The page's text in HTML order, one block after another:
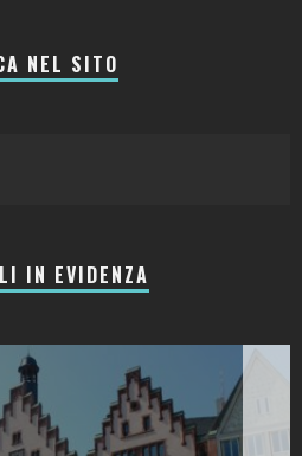
NEL SITO
IN EVIDENZA